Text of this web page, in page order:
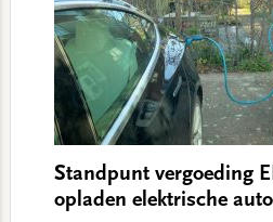
Standpunt vergoeding
opladen elektrische